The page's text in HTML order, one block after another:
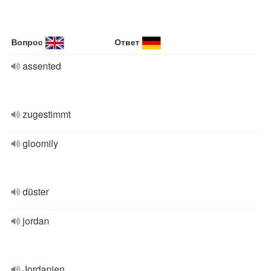
Вопрос Ответ
assented
zugestimmt
gloomily
düster
jordan